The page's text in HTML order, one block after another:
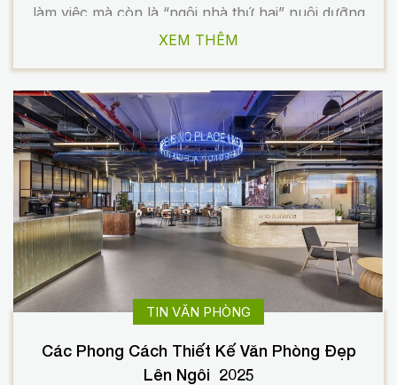
làm việc mà còn là “ngôi nhà thứ hai” nuôi dưỡng
sáng tạo và gắn kết đội ngũ. trong bài viết dưới
XEM THÊM
TIN VĂN PHÒNG
Các Phong Cách Thiết Kế Văn Phòng Đẹp
Lên Ngôi 2025